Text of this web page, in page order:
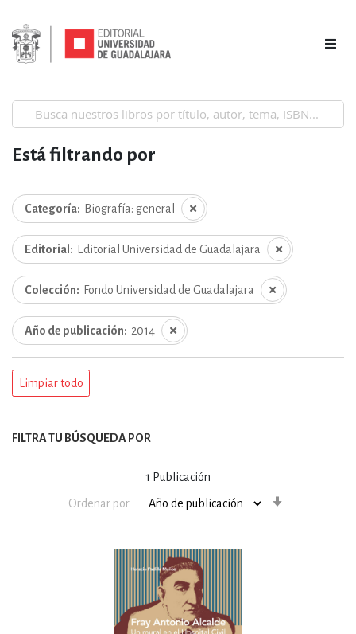
1 Publicación
Ordenar por
Está filtrando por
Categoría Biografía: general
Editorial Editorial Universidad de Guadalajara
Colección Fondo Universidad de Guadalajara
Año de publicación 2014
Limpiar todo
FILTRA TU BÚSQUEDA POR